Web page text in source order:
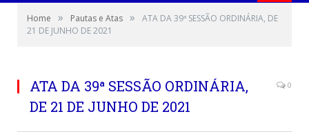
Home » Pautas e Atas »
ATA DA 39ª SESSÃO ORDINÁRIA, DE
21 DE JUNHO DE 2021
ATA DA 39ª SESSÃO ORDINÁRIA,
DE 21 DE JUNHO DE 2021
0